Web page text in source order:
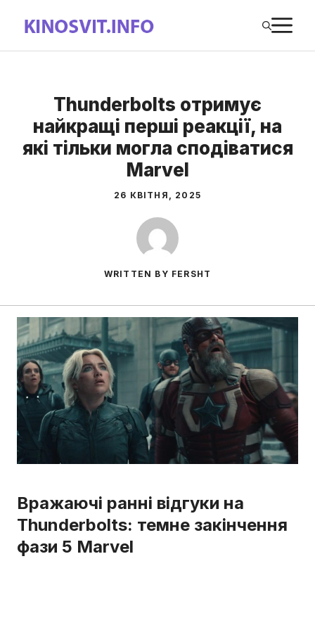
вмісту
Thunderbolts отримує
найкращі перші реакції, на
які тільки могла сподіватися
Marvel
26 КВІТНЯ, 2025
WRITTEN BY FERSHT
Вражаючі ранні відгуки на
Thunderbolts: темне закінчення
фази 5 Marvel